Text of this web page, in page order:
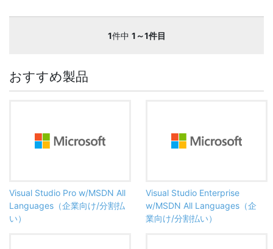
1件中 1～1件目
おすすめ製品
Visual Studio Pro w/MSDN All
Languages（企業向け/分割払
い）
Visual Studio Enterprise
w/MSDN All Languages（企
業向け/分割払い）